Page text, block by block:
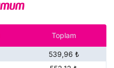
Toplam
539,96 ₺